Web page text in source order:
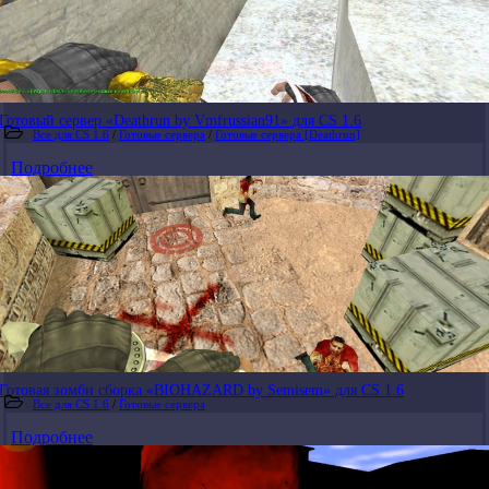
Готовый сервер «Deathrun by Vmfrussian91» для CS 1.6
Все для CS 1.6 / Готовые сервера / Готовые сервера [Deathrun]
Подробнее
Готовая зомби сборка «BIOHAZARD by Semisem» для CS 1.6
Все для CS 1.6 / Готовые сервера
Подробнее